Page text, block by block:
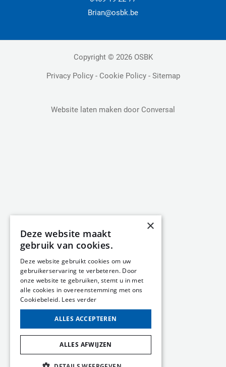
Brian@osbk.be
Copyright © 2026 OSBK
Privacy Policy- Cookie Policy- Sitemap
Website laten maken door Conversal
×
Deze website maakt
gebruik van cookies.
Deze website gebruikt cookies om uw
gebruikerservaring te verbeteren. Door
onze website te gebruiken, stemt u in met
alle cookies in overeenstemming met ons
Cookiebeleid. Lees verder
ALLES ACCEPTEREN
ALLES AFWIJZEN